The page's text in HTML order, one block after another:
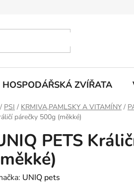
PLATBY
HOSPODÁŘSKÁ ZVÍŘATA
D/ PSI / KRMIVA,PAMLSKY A VITAMÍNY /
párečky 500g (měkké)
PETS
UNIQ pets